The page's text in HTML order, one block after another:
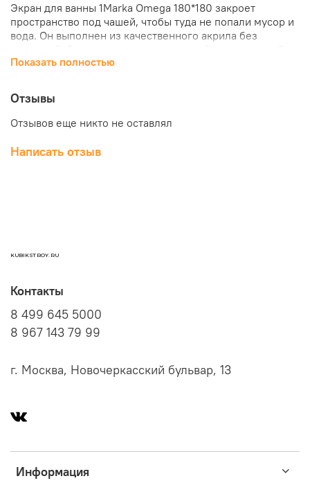
Экран для ванны 1Marka Omega 180*180 закроет
пространство под чашей, чтобы туда не попали мусор и
вода. Он выполнен из качественного акрила без
вид интерьера ванной комнаты. Он легко
ванны 1Marka Omega 180*180 по отличной цене можно в
нашем интернет-магазине "КубикСтрой".
Показать полностью
Отзывы
Отзывов еще никто не оставлял
Написать отзыв
KUBIKSTROY.RU
Информация
Контакты
8 499 645 5000
8 967 143 79 99
г. Москва, Новочеркасский бульвар, 13